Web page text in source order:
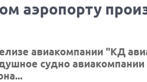
аэропорту
авиакомпании "КД
судно